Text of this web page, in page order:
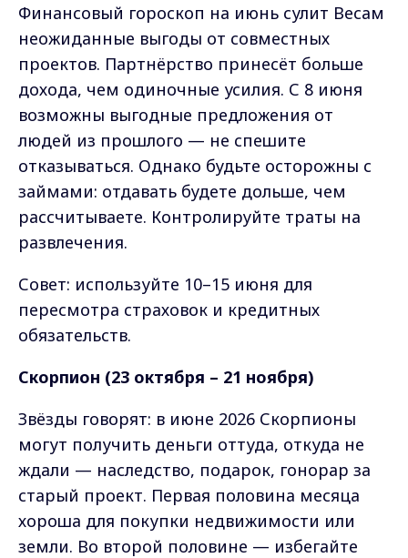
Финансовый гороскоп на июнь сулит Весам
неожиданные выгоды от совместных
проектов. Партнёрство принесёт больше
дохода, чем одиночные усилия. С 8 июня
возможны выгодные предложения от
людей из прошлого — не спешите
отказываться. Однако будьте осторожны с
займами: отдавать будете дольше, чем
рассчитываете. Контролируйте траты на
развлечения.
Совет: используйте 10–15 июня для
пересмотра страховок и кредитных
обязательств.
Скорпион (23 октября – 21 ноября)
Звёзды говорят: в июне 2026 Скорпионы
могут получить деньги оттуда, откуда не
ждали — наследство, подарок, гонорар за
старый проект. Первая половина месяца
хороша для покупки недвижимости или
земли. Во второй половине — избегайте